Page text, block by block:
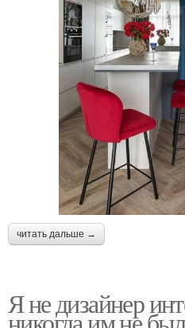
читать дальше →
Я не дизайнер